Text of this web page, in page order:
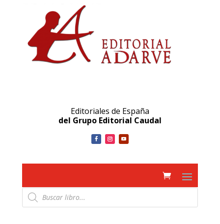
Editoriales de España
del Grupo Editorial Caudal
Búsqueda
de
productos